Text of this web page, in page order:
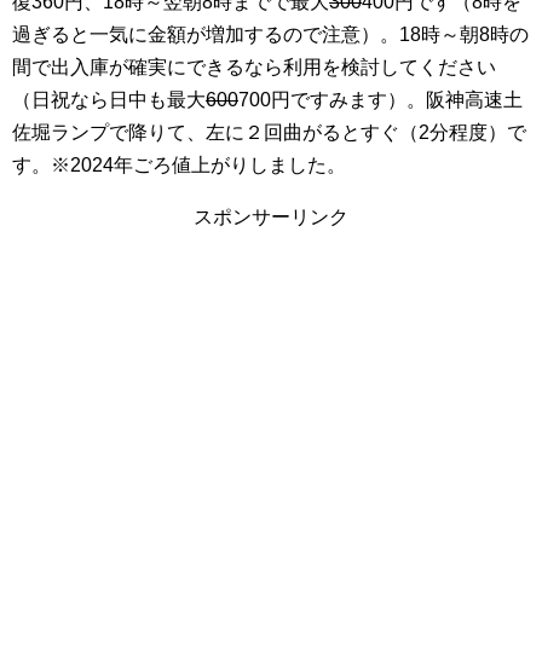
過ぎると一気に金額が増加するので注意）。18時～朝8時の
間で出入庫が確実にできるなら利用を検討してください
（日祝なら日中も最大600700円ですみます）。阪神高速土
佐堀ランプで降りて、左に２回曲がるとすぐ（2分程度）で
す。※2024年ごろ値上がりしました。
スポンサーリンク